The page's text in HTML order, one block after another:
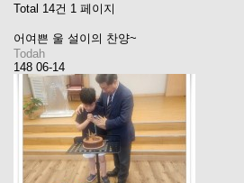
Total 14건 1 페이지
어여쁜 울 설이의 찬양~
Todah
148 06-14